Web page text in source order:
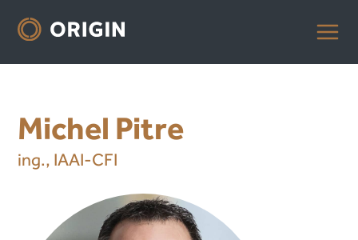
Michel Pitre
ing., IAAI-CFI